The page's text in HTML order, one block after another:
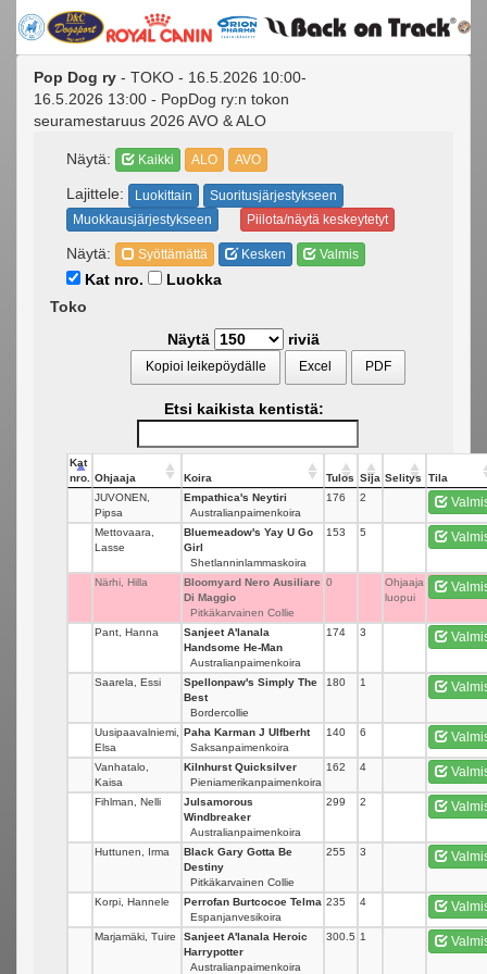
Pop Dog ry - TOKO - 16.5.2026 10:00-
16.5.2026 13:00 - PopDog ry:n tokon
seuramestaruus 2026 AVO & ALO
Näytä: Kaikki ALO AVO
Lajittele: Luokittain
Suoritusjärjestykseen
Muokkausjärjestykseen
Piilota/näytä keskeytetyt
Näytä: Syöttämättä Kesken Valmis
Kat nro.
Luokka
Toko
Näytä
riviä
Kopioi leikepöydälle Excel PDF
Etsi kaikista kentistä:
Kat
nro.
Ohjaaja Koira Tulos Sija Selitys
Tila
JUVONEN,
Pipsa
Empathica's Neytiri
Australianpaimenkoira
176 2
Mettovaara,
Lasse
Bluemeadow's Yay U Go
Girl
Shetlanninlammaskoira
153 5
Närhi, Hilla
Bloomyard Nero Ausiliare
Di Maggio
Pitkäkarvainen Collie
0
Ohjaaja
luopui
Pant, Hanna
Sanjeet A'lanala
Handsome He-Man
Australianpaimenkoira
174 3
Saarela, Essi
Spellonpaw's Simply The
Best
Bordercollie
180 1
Uusipaavalniemi,
Elsa
Paha Karman J Ulfberht
Saksanpaimenkoira
140 6
Vanhatalo,
Kaisa
Kilnhurst Quicksilver
Pieniamerikanpaimenkoira
162 4
Fihlman, Nelli
Julsamorous
Windbreaker
Australianpaimenkoira
299 2
Huttunen, Irma
Black Gary Gotta Be
Destiny
Pitkäkarvainen Collie
255 3
Korpi, Hannele
Perrofan Burtcocoe Telma
Espanjanvesikoira
235 4
Marjamäki, Tuire
Sanjeet A'lanala Heroic
Harrypotter
Australianpaimenkoira
300.5 1